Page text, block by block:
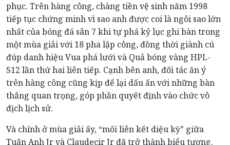
phục. Trên hàng công, chàng tiền vệ sinh năm 1998
tiếp tục chứng minh vì sao anh được coi là ngôi sao lớn
nhất của bóng đá sân 7 khi tự phá kỷ lục ghi bàn trong
một mùa giải với 18 pha lập công, đồng thời giành cú
đúp danh hiệu Vua phá lưới và Quả bóng vàng HPL-
S12 lần thứ hai liên tiếp. Cạnh bên anh, đối tác ăn ý
trên hàng công cũng kịp để lại dấu ấn với những bàn
thắng quan trọng, góp phần quyết định vào chức vô
địch lịch sử.
Và chính ở mùa giải ấy, “mối liên kết diệu kỳ” giữa
Tuấn Anh Jr và Claudecir Jr đã trở thành biểu tượng.